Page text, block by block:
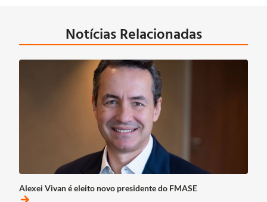
Notícias Relacionadas
Alexei Vivan é eleito novo presidente do FMASE